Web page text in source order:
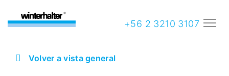
+56 2 3210 3107
Volver a vista general